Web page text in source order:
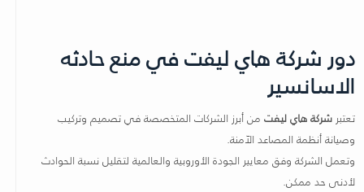
دور شركة هاي ليفت في منع حادثه
الاسانسير
تعتبر شركة هاي ليفت من أبرز الشركات المتخصصة في تصميم وتركيب
وصيانة أنظمة المصاعد الآمنة.
وتعمل الشركة وفق معايير الجودة الأوروبية والعالمية لتقليل نسبة الحوادث
لأدنى حد ممكن.